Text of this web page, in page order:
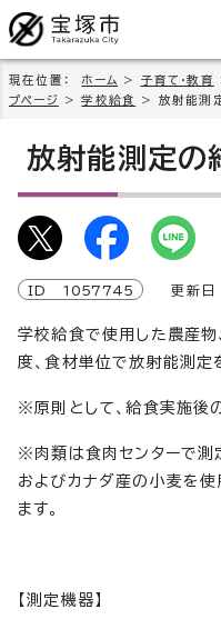
現在位置： ホーム > 子育て・教育
プページ
>学校給食 > 放射能測
放射能測定の
ID 1057745 更新
学校給食で使用した農産物
度、食材単位で放射能測定
※原則として、給食実施後
※肉類は食肉センターで測
およびカナダ産の小麦を使
ます。
【測定機器】